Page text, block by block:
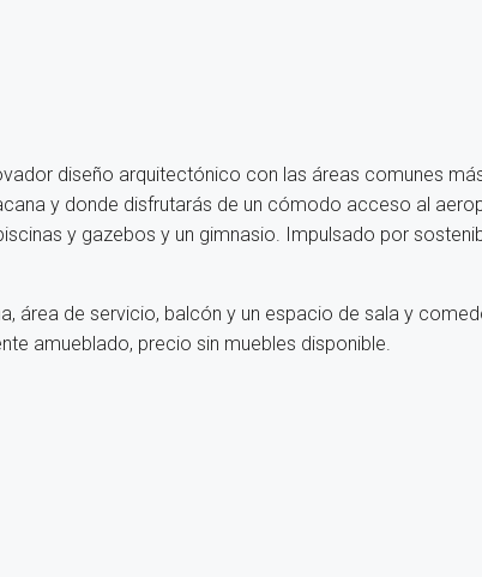
diseño arquitectónico con las áreas comunes
y donde disfrutarás de un cómodo acceso al
y gazebos y un gimnasio. Impulsado por
área de servicio, balcón y un espacio de sala y
amueblado, precio sin muebles disponible.